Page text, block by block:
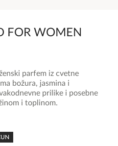
FOR WOMEN
parfem iz cvetne
božura, jasmina i
prilike i posebne
i toplinom.